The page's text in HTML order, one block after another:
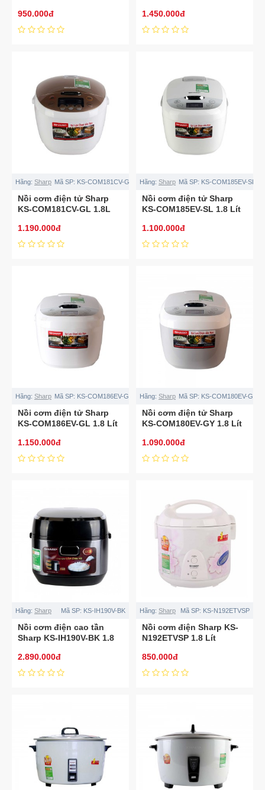
950.000đ
1.450.000đ
Hãng: Sharp Mã SP: KS-COM181CV-GL
Nồi cơm điện tử Sharp
KS-COM181CV-GL 1.8L
1.190.000đ
Hãng: Sharp Mã SP: KS-COM185EV-SL
Nồi cơm điện tử Sharp
KS-COM185EV-SL 1.8 Lít
1.100.000đ
Hãng: Sharp Mã SP: KS-COM186EV-GL
Nồi cơm điện tử Sharp
KS-COM186EV-GL 1.8 Lít
1.150.000đ
Hãng: Sharp Mã SP: KS-COM180EV-GY
Nồi cơm điện tử Sharp
KS-COM180EV-GY 1.8 Lít
1.090.000đ
Hãng: Sharp Mã SP: KS-IH190V-BK
Nồi cơm điện cao tần
Sharp KS-IH190V-BK 1.8
2.890.000đ
Hãng: Sharp Mã SP: KS-N192ETVSP
Nồi cơm điện Sharp KS-
N192ETVSP 1.8 Lít
850.000đ